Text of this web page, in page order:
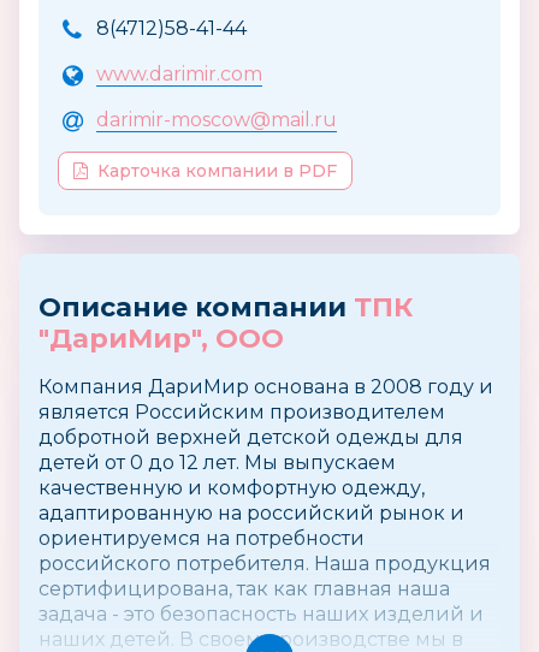
8(4712)58-41-44
www.darimir.com
darimir-moscow@mail.ru
Карточка компании в PDF
Описание компании ТПК
"ДариМир", ООО
Компания ДариМир основана в 2008 году и
является Российским производителем
добротной верхней детской одежды для
детей от 0 до 12 лет. Мы выпускаем
качественную и комфортную одежду,
адаптированную на российский рынок и
ориентируемся на потребности
российского потребителя. Наша продукция
сертифицирована, так как главная наша
задача - это безопасность наших изделий и
наших детей. В своем производстве мы в